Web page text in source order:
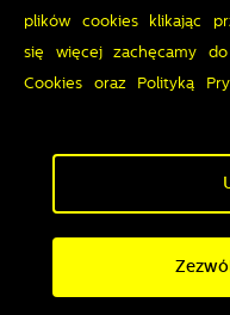
Organizator
przyznania nagrody
ortograficznych.
POSTANOWIENIA
POWIETRZA
plików cookies klikając
się więcej zachęcamy
Cookies oraz Polityką